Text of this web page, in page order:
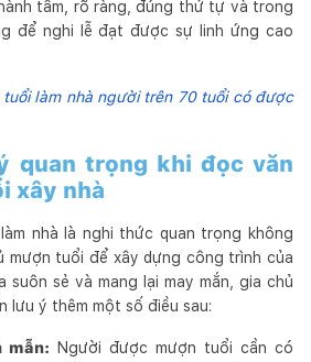
tâm, rõ ràng, đúng thứ tự và trong
để nghi lễ đạt được sự linh ứng cao
tuổi làm nhà người trên 70 tuổi có được
quan trọng khi đọc văn
xây nhà
nhà là nghi thức quan trọng không
mượn tuổi để xây dựng công trình của
suôn sẻ và mang lại may mắn, gia chủ
lưu ý thêm một số điều sau:
mẫn: Người được mượn tuổi cần có